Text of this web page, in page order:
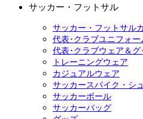
サッカー・フットサル
サッカー・フットサル
代表･クラブユニフォー
代表･クラブウェア＆グ
トレーニングウェア
カジュアルウェア
サッカースパイク・シ
サッカーボール
サッカーバッグ